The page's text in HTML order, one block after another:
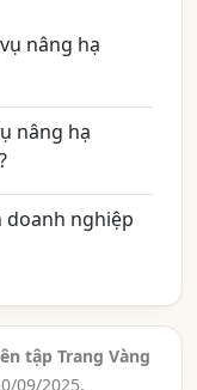
nâng hạ
nâng hạ
doanh nghiệp
tập Trang Vàng
09/2025.